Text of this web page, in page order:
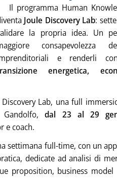
Il programma Human
Joule Discovery Lab:
la propria idea. Un
consapevolezza
e renderli
energetica,
Lab, una full
Gandolfo,dal 23 al 29
e coach.
settimana full-time, con un
dedicate ad analisi di
proposition, business model